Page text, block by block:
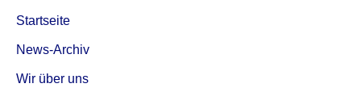
e
n
Startseite
News-Archiv
Wir über uns